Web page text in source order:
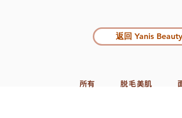
返回 Yanis Beauty
所有 脱毛美肌